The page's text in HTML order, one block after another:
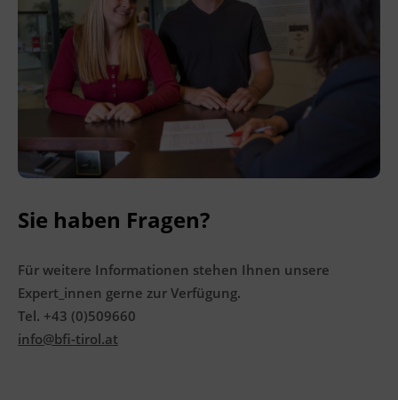
Ingenieurzertifizierung
BFI Reutte
BFI Schwaz
Sie haben Fragen?
Für weitere Informationen stehen Ihnen unsere
Expert_innen gerne zur Verfügung.
Tel. +43 (0)509660
info@bfi-tirol.at